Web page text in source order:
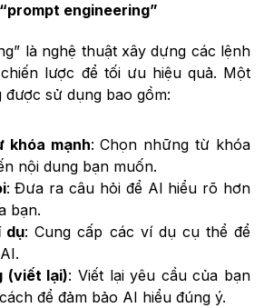
engineering”
là nghệ thuật xây dựng các lệnh
lược để tối ưu hiệu quả. Một
sử dụng bao gồm:
khóa mạnh: Chọn những từ khóa
nội dung bạn muốn.
: Đưa ra câu hỏi để AI hiểu rõ hơn
bạn.
dụ: Cung cấp các ví dụ cụ thể để
(viết lại): Viết lại yêu cầu của bạn
để đảm bảo AI hiểu đúng ý.